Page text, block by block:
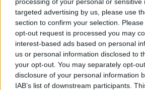
targeted advertising by us, please use
section to confirm your selection.
opt-out request is processed you may
interest-based ads based on personal
us or personal information disclosed to
your opt-out. You may separately opt-
disclosure of your personal information
IAB’s list of downstream participants.
vëmendjes